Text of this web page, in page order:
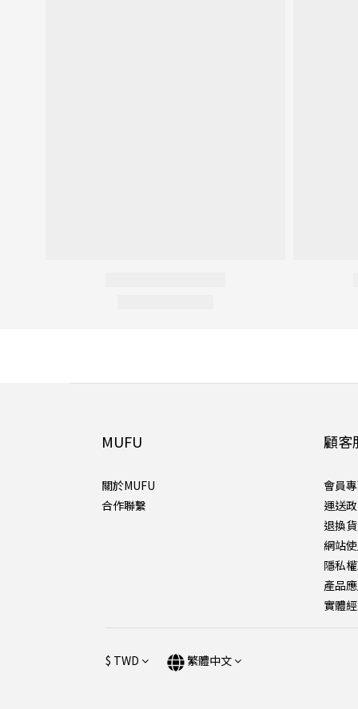
MUFU
關於MUFU
合作聯繫
顧客
會員
運送
退換
網站
隱私
產品
實體
$ TWD 繁體中文